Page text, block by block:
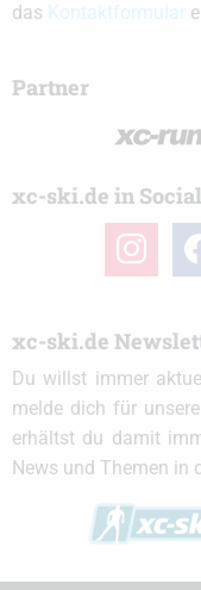
das
Partner
xc-ski.de in
instagram
xc-ski.de
Du willst immer
melde dich für
erhältst du damit
News und Themen in